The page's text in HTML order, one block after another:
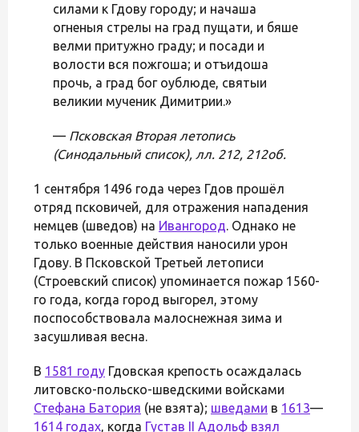
силами к Гдову городу; и начаша
огненыя стрелы на град пущати, и бяше
велми притужно граду; и посади и
волости вся пожгоша; и отъидоша
прочь, а град бог оублюде, святыи
великии мученик Димитрии.»
— Псковская Вторая летопись
(Синодальный список), лл. 212, 212об.
1 сентября 1496 года через Гдов прошёл
отряд псковичей, для отражения нападения
немцев (шведов) на Ивангород. Однако не
только военные действия наносили урон
Гдову. В Псковской Третьей летописи
(Строевский список) упоминается пожар 1560-
го года, когда город выгорел, этому
поспособствовала малоснежная зима и
засушливая весна.
В 1581 году Гдовская крепость осаждалась
литовско-польско-шведскими войсками
Стефана Батория (не взята); шведами в 1613—
1614 годах, когда Густав II Адольф взял